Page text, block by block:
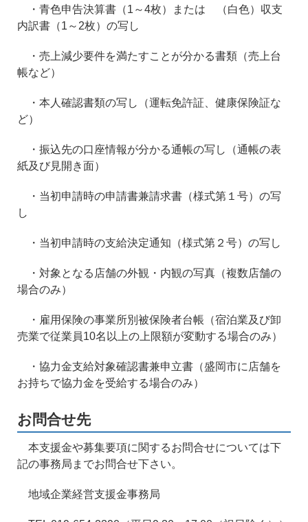
・青色申告決算書（1～4枚）または （白色）収支
内訳書（1～2枚）の写し
・売上減少要件を満たすことが分かる書類（売上台
帳など）
・本人確認書類の写し（運転免許証、健康保険証な
ど）
・振込先の口座情報が分かる通帳の写し（通帳の表
紙及び見開き面）
・当初申請時の申請書兼請求書（様式第１号）の写
し
・当初申請時の支給決定通知（様式第２号）の写し
・対象となる店舗の外観・内観の写真（複数店舗の
場合のみ）
・雇用保険の事業所別被保険者台帳（宿泊業及び卸
売業で従業員10名以上の上限額が変動する場合のみ）
・協力金支給対象確認書兼申立書（盛岡市に店舗を
お持ちで協力金を受給する場合のみ）
お問合せ先
本支援金や募集要項に関するお問合せについては下
記の事務局までお問合せ下さい。
地域企業経営支援金事務局